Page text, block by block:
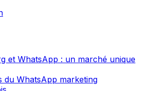
et WhatsApp : un marché unique
du WhatsApp marketing